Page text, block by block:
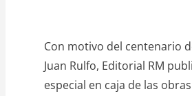
Con motivo del centenario
Juan Rulfo, Editorial RM
especial en caja de las